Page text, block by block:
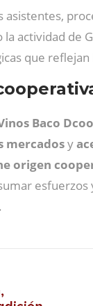
actividad de
que
Baco
mercadosy
origen